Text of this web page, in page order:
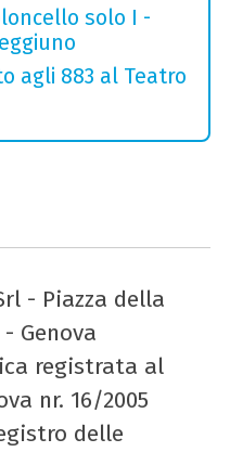
solo I -
agli 883 al Teatro
- Piazza della
Genova
registrata al
nr. 16/2005
delle